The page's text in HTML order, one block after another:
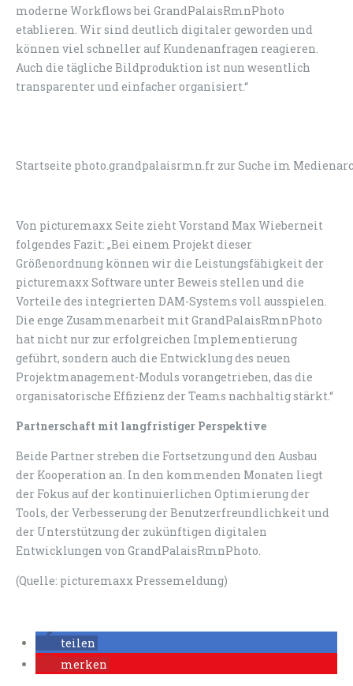
moderne Workflows bei GrandPalaisRmnPhoto
etablieren. Wir sind deutlich digitaler geworden und
können viel schneller auf Kundenanfragen reagieren.
Auch die tägliche Bildproduktion ist nun wesentlich
transparenter und einfacher organisiert.“
Startseite photo.grandpalaisrmn.fr zur Suche im
Von picturemaxx Seite zieht Vorstand Max Wieberneit
folgendes Fazit: „Bei einem Projekt dieser
Größenordnung können wir die Leistungsfähigkeit der
picturemaxx Software unter Beweis stellen und die
Vorteile des integrierten DAM-Systems voll ausspielen.
Die enge Zusammenarbeit mit GrandPalaisRmnPhoto
hat nicht nur zur erfolgreichen Implementierung
geführt, sondern auch die Entwicklung des neuen
Projektmanagement-Moduls vorangetrieben, das die
organisatorische Effizienz der Teams nachhaltig stärkt.“
Partnerschaft mit langfristiger Perspektive
Beide Partner streben die Fortsetzung und den Ausbau
der Kooperation an. In den kommenden Monaten liegt
der Fokus auf der kontinuierlichen Optimierung der
Tools, der Verbesserung der Benutzerfreundlichkeit und
der Unterstützung der zukünftigen digitalen
Entwicklungen von GrandPalaisRmnPhoto.
(Quelle: picturemaxx Pressemeldung)
teilen
merken